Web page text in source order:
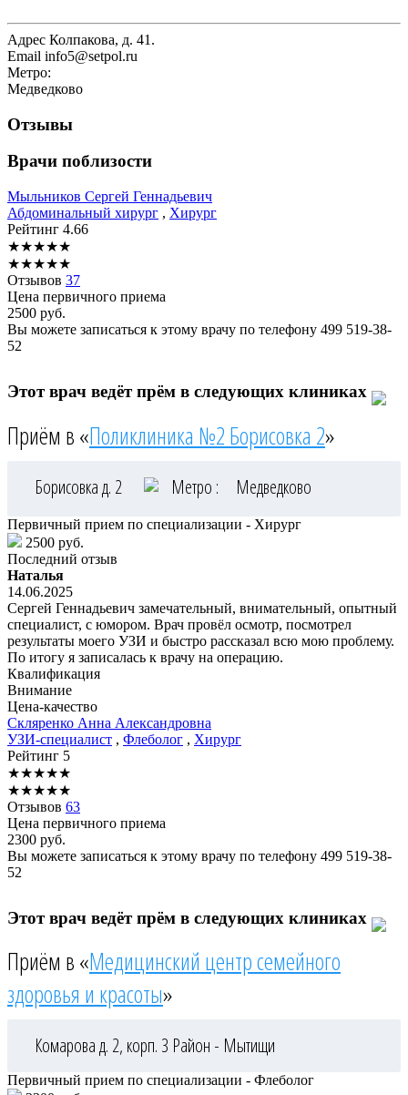
Адрес Колпакова, д. 41.
Email info5@setpol.ru
Метро:
Медведково
Отзывы
Врачи поблизости
Мыльников Сергей Геннадьевич
Абдоминальный хирург , Хирург
Рейтинг 4.66
★★★★★
★★★★★
Отзывов 37
Цена первичного приема
2500 руб.
Вы можете записаться к этому врачу по телефону 499 519-38-
52
Этот врач ведёт прём в следующих клиниках
Приём в «Поликлиника №2 Борисовка 2»
Борисовка д. 2 Метро : Медведково
Первичный прием по специализации - Хирург
2500 руб.
Последний отзыв
Наталья
14.06.2025
Сергей Геннадьевич замечательный, внимательный, опытный
специалист, с юмором. Врач провёл осмотр, посмотрел
результаты моего УЗИ и быстро рассказал всю мою проблему.
По итогу я записалась к врачу на операцию.
Квалификация
Внимание
Цена-качество
Скляренко Анна Александровна
УЗИ-специалист , Флеболог , Хирург
Рейтинг 5
★★★★★
★★★★★
Отзывов 63
Цена первичного приема
2300 руб.
Вы можете записаться к этому врачу по телефону 499 519-38-
52
Этот врач ведёт прём в следующих клиниках
Приём в «Медицинский центр семейного
здоровья и красоты»
Комарова д. 2, корп. 3 Район - Мытищи
Первичный прием по специализации - Флеболог